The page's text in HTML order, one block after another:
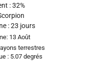
: 32%
: 23 jours
13 Août
terrestres
: 5.07 degrés